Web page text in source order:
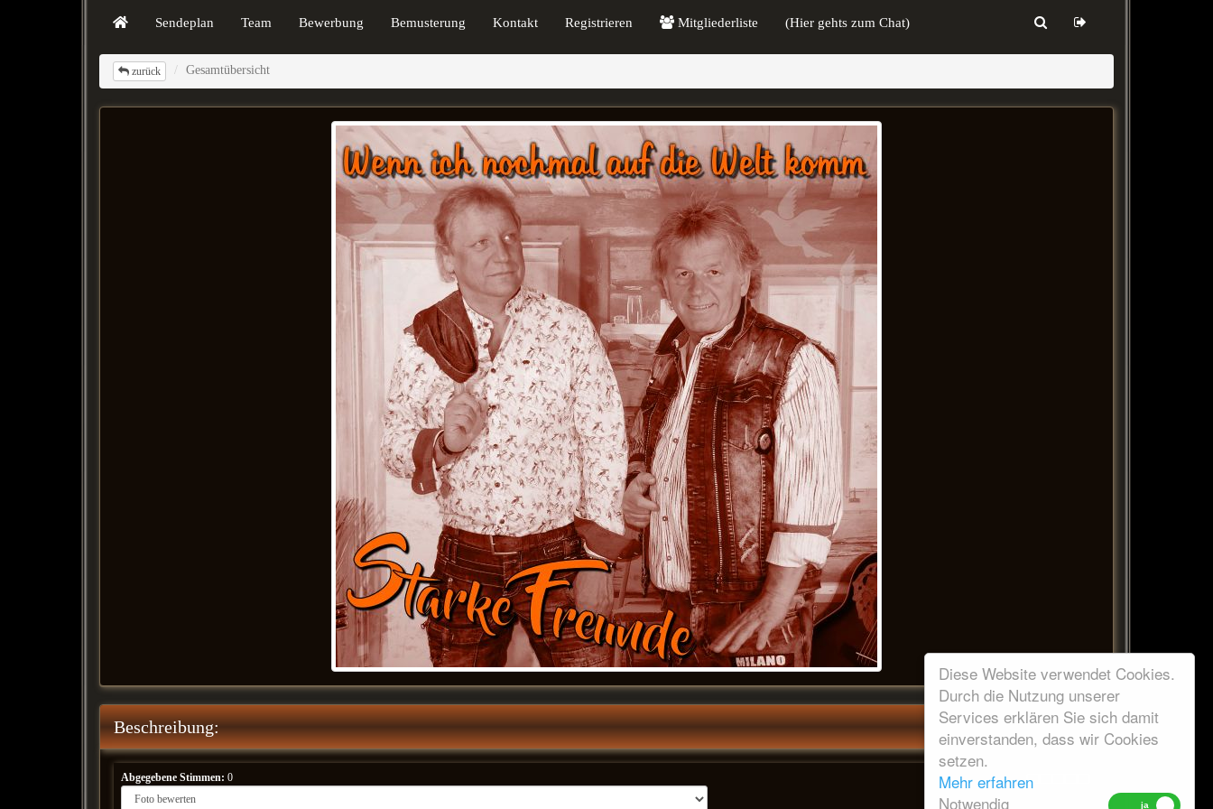
Diese Website verwendet Cookies.
Durch die Nutzung unserer
Services erklären Sie sich damit
einverstanden, dass wir Cookies
setzen.
Mehr erfahren
Notwendig
Sendeplan Team Bewerbung Bemusterung Kontakt Registrieren Mitgliederliste (Hier gehts zum Chat)
zurück Gesamtübersicht
Beschreibung:
Abgegebene Stimmen: 0